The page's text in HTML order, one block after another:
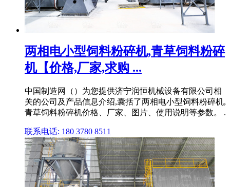
两相电小型饲料粉碎机,青草饲料粉碎
机【价格,厂家,求购 ...
中国制造网（）为您提供济宁润恒机械设备有限公司相
关的公司及产品信息介绍,囊括了两相电小型饲料粉碎机,
青草饲料粉碎机价格、厂家、图片、使用说明等参数。 .
联系电话: 180 3780 8511